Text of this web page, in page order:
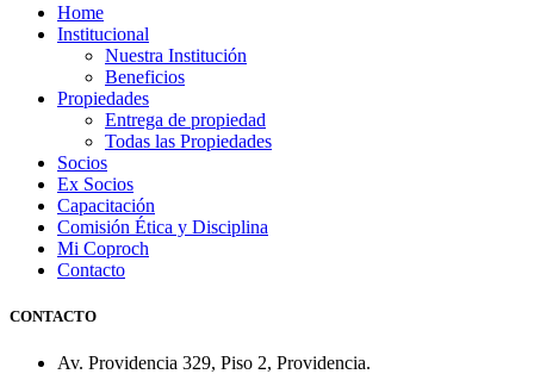
Home
Institucional
Nuestra Institución
Beneficios
Propiedades
Entrega de propiedad
Todas las Propiedades
Socios
Ex Socios
Capacitación
Comisión Ética y Disciplina
Mi Coproch
Contacto
CONTACTO
Av. Providencia 329, Piso 2, Providencia.